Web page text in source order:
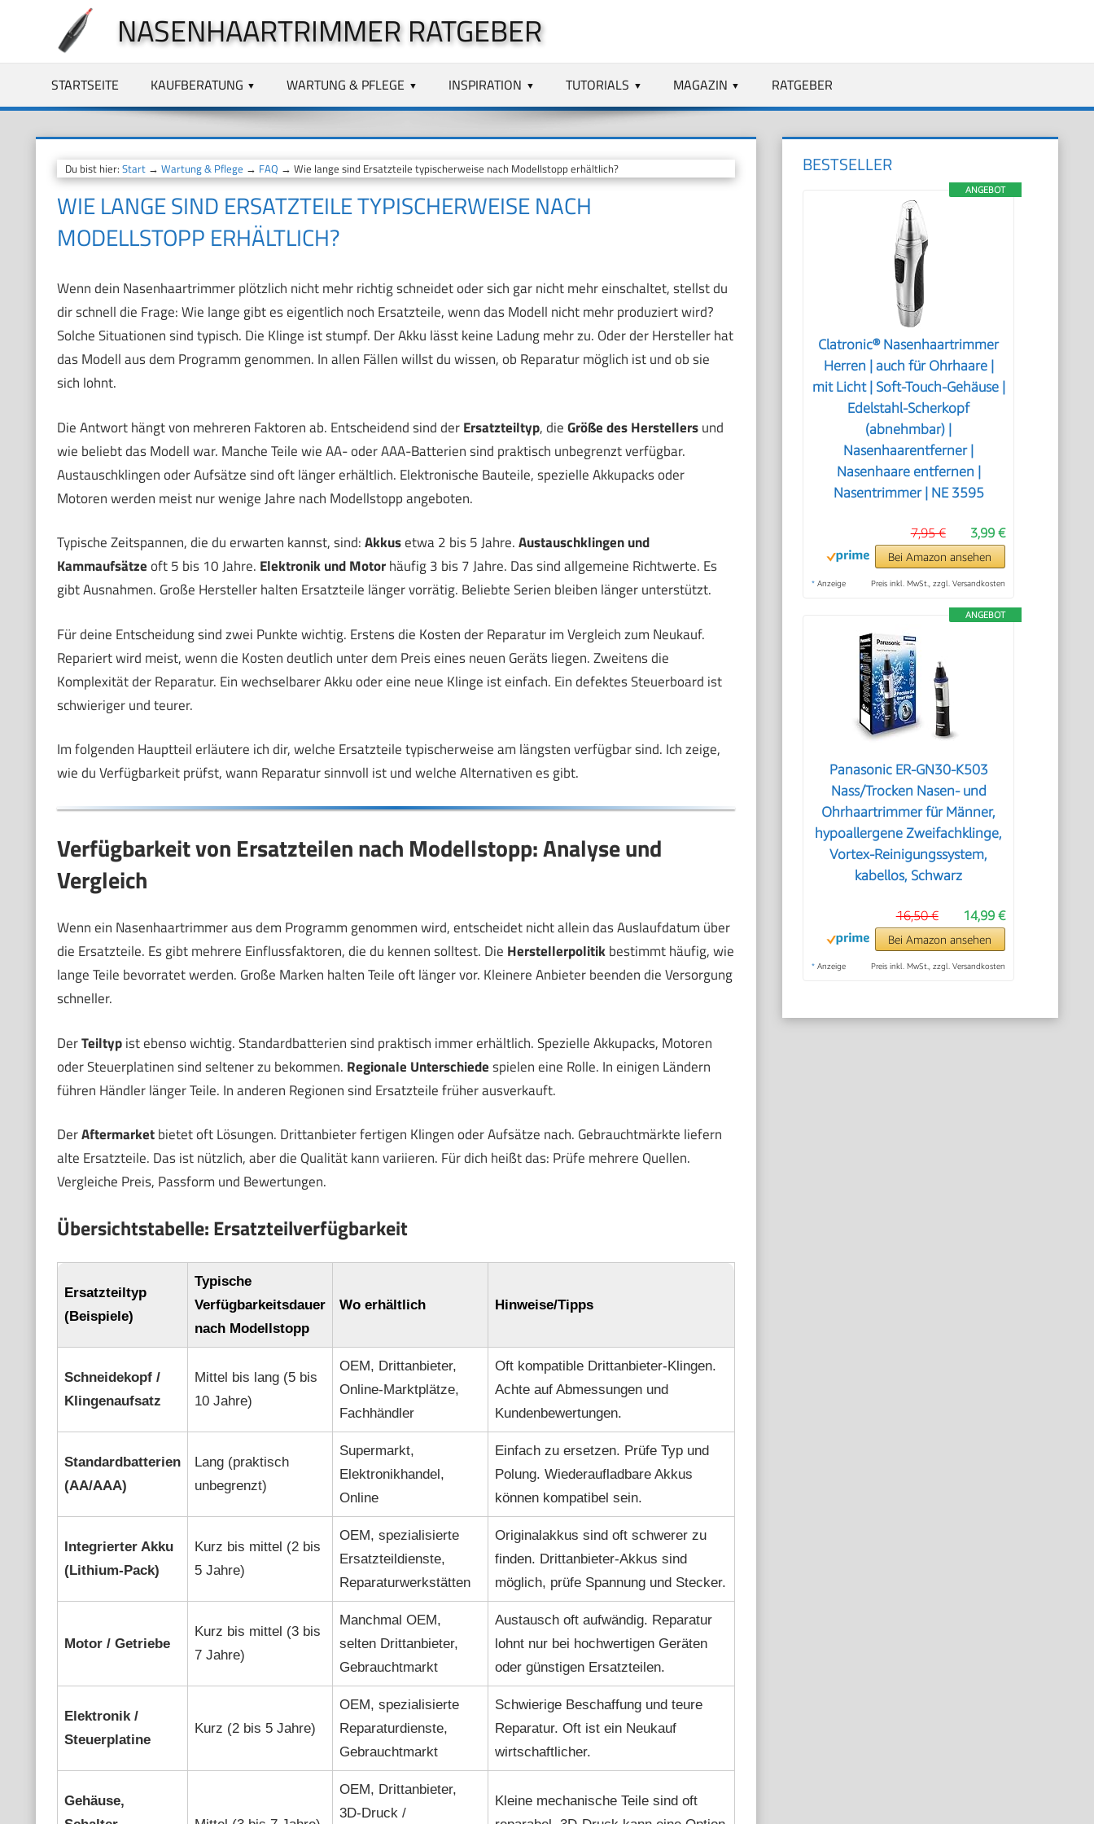
springen
NASENHAARTRIMMER RATGEBER
STARTSEITE KAUFBERATUNG WARTUNG & PFLEGE INSPIRATION TUTORIALS MAGAZIN RATGEBER
Du bist hier: Start→ Wartung & Pflege → FAQ → Wie lange sind Ersatzteile typischerweise nach Modellstopp erhältlich?
WIE LANGE SIND ERSATZTEILE TYPISCHERWEISE NACH
MODELLSTOPP ERHÄLTLICH?
Wenn dein Nasenhaartrimmer plötzlich nicht mehr richtig schneidet oder sich gar nicht mehr einschaltet, stellst du
dir schnell die Frage: Wie lange gibt es eigentlich noch Ersatzteile, wenn das Modell nicht mehr produziert wird?
Solche Situationen sind typisch. Die Klinge ist stumpf. Der Akku lässt keine Ladung mehr zu. Oder der Hersteller hat
das Modell aus dem Programm genommen. In allen Fällen willst du wissen, ob Reparatur möglich ist und ob sie
sich lohnt.
Die Antwort hängt von mehreren Faktoren ab. Entscheidend sind derErsatzteiltyp, dieGröße des Herstellersund
wie beliebt das Modell war. Manche Teile wie AA- oder AAA-Batterien sind praktisch unbegrenzt verfügbar.
Austauschklingen oder Aufsätze sind oft länger erhältlich. Elektronische Bauteile, spezielle Akkupacks oder
Motoren werden meist nur wenige Jahre nach Modellstopp angeboten.
Typische Zeitspannen, die du erwarten kannst, sind:Akkusetwa 2 bis 5 Jahre.Austauschklingen und
Kammaufsätzeoft 5 bis 10 Jahre. Elektronik und Motorhäufig 3 bis 7 Jahre. Das sind allgemeine Richtwerte. Es
gibt Ausnahmen. Große Hersteller halten Ersatzteile länger vorrätig. Beliebte Serien bleiben länger unterstützt.
Für deine Entscheidung sind zwei Punkte wichtig. Erstens die Kosten der Reparatur im Vergleich zum Neukauf.
Repariert wird meist, wenn die Kosten deutlich unter dem Preis eines neuen Geräts liegen. Zweitens die
Komplexität der Reparatur. Ein wechselbarer Akku oder eine neue Klinge ist einfach. Ein defektes Steuerboard ist
schwieriger und teurer.
Im folgenden Hauptteil erläutere ich dir, welche Ersatzteile typischerweise am längsten verfügbar sind. Ich zeige,
wie du Verfügbarkeit prüfst, wann Reparatur sinnvoll ist und welche Alternativen es gibt.
Verfügbarkeit von Ersatzteilen nach Modellstopp: Analyse und
Vergleich
Wenn ein Nasenhaartrimmer aus dem Programm genommen wird, entscheidet nicht allein das Auslaufdatum über
die Ersatzteile. Es gibt mehrere Einflussfaktoren, die du kennen solltest. Die Herstellerpolitikbestimmt häufig, wie
lange Teile bevorratet werden. Große Marken halten Teile oft länger vor. Kleinere Anbieter beenden die Versorgung
schneller.
DerTeiltypist ebenso wichtig. Standardbatterien sind praktisch immer erhältlich. Spezielle Akkupacks, Motoren
oder Steuerplatinen sind seltener zu bekommen. Regionale Unterschiedespielen eine Rolle. In einigen Ländern
führen Händler länger Teile. In anderen Regionen sind Ersatzteile früher ausverkauft.
DerAftermarketbietet oft Lösungen. Drittanbieter fertigen Klingen oder Aufsätze nach. Gebrauchtmärkte liefern
alte Ersatzteile. Das ist nützlich, aber die Qualität kann variieren. Für dich heißt das: Prüfe mehrere Quellen.
Vergleiche Preis, Passform und Bewertungen.
Übersichtstabelle: Ersatzteilverfügbarkeit
Ersatzteiltyp
(Beispiele)
Typische
Verfügbarkeitsdauer
nach Modellstopp
Wo erhältlich Hinweise/Tipps
Schneidekopf /
Klingenaufsatz
Mittel bis lang (5 bis
10 Jahre)
OEM, Drittanbieter,
Online-Marktplätze,
Fachhändler
Oft kompatible Drittanbieter-Klingen.
Achte auf Abmessungen und
Kundenbewertungen.
Standardbatterien
(AA/AAA)
Lang (praktisch
unbegrenzt)
Supermarkt,
Elektronikhandel,
Online
Einfach zu ersetzen. Prüfe Typ und
Polung. Wiederaufladbare Akkus
können kompatibel sein.
Integrierter Akku
(Lithium-Pack)
Kurz bis mittel (2 bis
5 Jahre)
OEM, spezialisierte
Ersatzteildienste,
Reparaturwerkstätten
Originalakkus sind oft schwerer zu
finden. Drittanbieter-Akkus sind
möglich, prüfe Spannung und Stecker.
Motor / Getriebe
Kurz bis mittel (3 bis
7 Jahre)
Manchmal OEM,
selten Drittanbieter,
Gebrauchtmarkt
Austausch oft aufwändig. Reparatur
lohnt nur bei hochwertigen Geräten
oder günstigen Ersatzteilen.
Elektronik /
Steuerplatine
Kurz (2 bis 5 Jahre)
OEM, spezialisierte
Reparaturdienste,
Gebrauchtmarkt
Schwierige Beschaffung und teure
Reparatur. Oft ist ein Neukauf
wirtschaftlicher.
Gehäuse,
OEM, Drittanbieter,
3D-Druck /
Kleine mechanische Teile sind oft
BESTSELLER
ANGEBOT
Clatronic® Nasenhaartrimmer
Herren | auch für Ohrhaare |
mit Licht | Soft-Touch-Gehäuse |
Edelstahl-Scherkopf
(abnehmbar) |
Nasenhaarentferner |
Nasenhaare entfernen |
Nasentrimmer | NE 3595
3,99 €
7,95 €
Bei Amazon ansehen
* Anzeige Preis inkl. MwSt., zzgl. Versandkosten
ANGEBOT
Panasonic ER-GN30-K503
Nass/Trocken Nasen- und
Ohrhaartrimmer für Männer,
hypoallergene Zweifachklinge,
Vortex-Reinigungssystem,
kabellos, Schwarz
14,99 €
16,50 €
Bei Amazon ansehen
* Anzeige Preis inkl. MwSt., zzgl. Versandkosten